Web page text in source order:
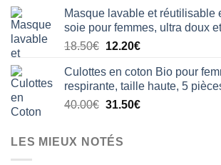
initial
était :
20.50€.
actuel
est :
15.80€.
Masque lavable et réutilisable
soie pour femmes, ultra doux
18.50€ Le
initial
était :
18.50€.
12.20€Le
actuel
est :
12.20€.
Culottes en coton Bio pour
respirante, taille haute, 5
40.00€ Le
initial
était :
31.50€Le
LES MIEUX NOTÉS